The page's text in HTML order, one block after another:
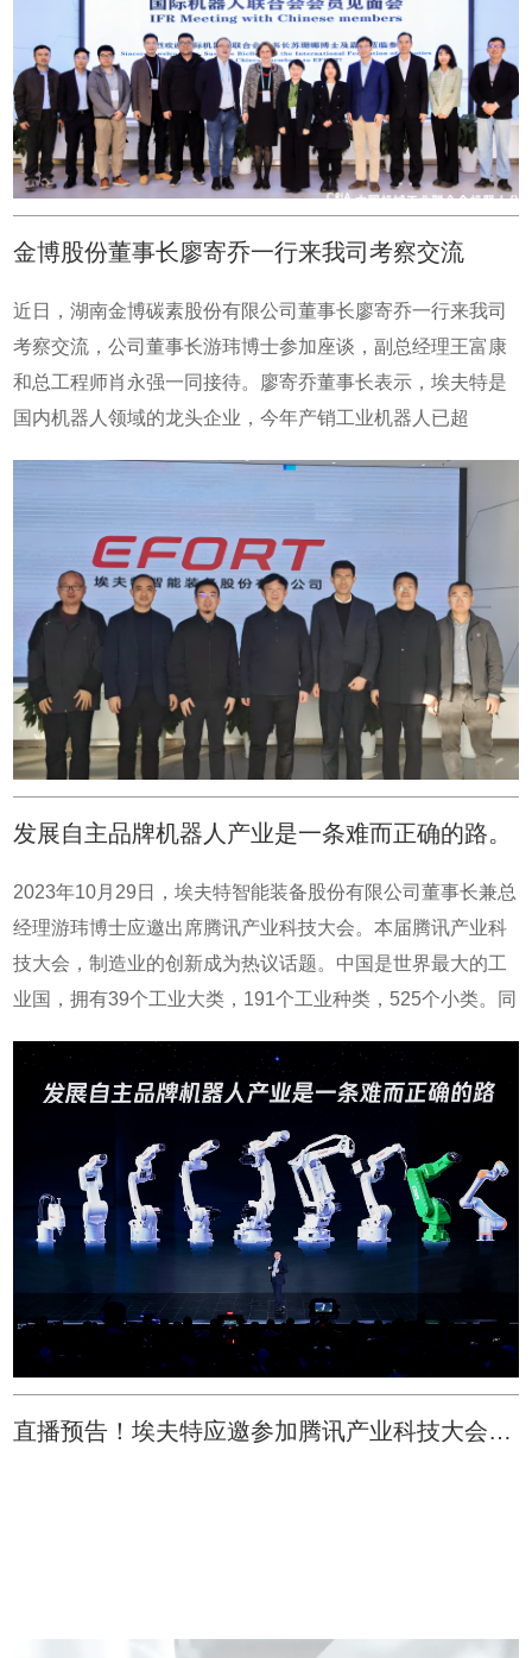
年来，中国机器人产业发展迅速，核心技术不断创新，高端
制造加速发展，应用场景持续扩展，走出了一条以“机器人
+应用”深耕优势行业，带动技术突破、提升产业规模的创新
发展路径，受到了世界各国的瞩目。此次见面会，IFR 秘书
长 Dr. Susanne Bieller在埃夫特首席战略官唐欣和IFR中国区
企业会员们的陪同下参观了埃夫特机器人展厅及埃夫特机器
导机器人发展的未来，加强机器人产业的国际交流，助力中
国机器人品牌更好地走向世界。
金博股份董事长廖寄乔一行来我司考察交流
近日，湖南金博碳素股份有限公司董事长廖寄乔一行来我司
考察交流，公司董事长游玮博士参加座谈，副总经理王富康
和总工程师肖永强一同接待。廖寄乔董事长表示，埃夫特是
国内机器人领域的龙头企业，今年产销工业机器人已超
股份研发了多种新型碳基复合材料 ，可以为工业机器人和人
玮博士提出，双方同为科创板上市企业，具有相同的创新基
因，金博股份是国内碳基材料的领航者，双方可以就新型碳
基复合材料在工业机器人和人形机器人上的应用开展深度合
作，共同促进新材料在机器人领域的应用。公司使
命：“智”造智能化装备，解放人类生产力。公司愿景：致力
于成为国际一流的智能化装备提供商。公司价值观：以客户
为中心，以奋斗者为本，坚持不断努力。公司文化理念：真
发展自主品牌机器人产业是一条难而正确的路。
2023年10月29日，埃夫特智能装备股份有限公司董事长兼总
经理游玮博士应邀出席腾讯产业科技大会。本届腾讯产业科
技大会，制造业的创新成为热议话题。中国是世界最大的工
业国，拥有39个工业大类，191个工业种类，525个小类。同
等不同应用环节，这组成了千千万万的应用场景。每个制造
环节都有智能生产的需求。这是创业伊始游博看到的情况，
也是他创业的驱动力。 历史不断证明，凡是能提升全人类生
产效率的生产工具的行业都能形成伟大的公司。在游博看
来，工业机器人本质是一种接近通用的生产工具，可以提升
制造业各个环节的生产效率。他说：“历史不断证明，凡是能
提升全人类生产效率的生产工具的行业都能形成伟大的公
司。”大家可以看到：内燃机、电力设备、计算机、通讯和网
络设备等，无一不是十万亿级市场，无一不创造出一个又一
个伟大的公司，无一不在改变着人类的历史，前三次和正在
进行的第四次工业革命无一不是随着生产工具的变化而产生
为大家可以想象如果我们生产制造环节大量工具还是人工作
直播预告！埃夫特应邀参加腾讯产业科技大会——让中国制造业实现“机器人自由”